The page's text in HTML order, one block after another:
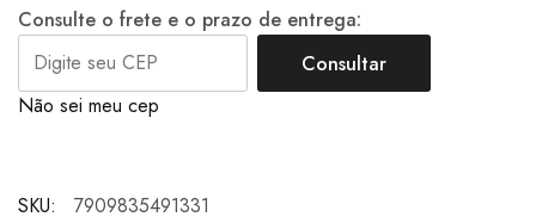
Consulte o frete e o prazo de entrega:
Consultar
Não sei meu cep
SKU:
7909835491331